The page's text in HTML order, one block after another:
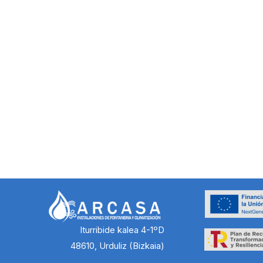
Iturribide kalea 4-1ºD
48610, Urduliz (Bizkaia)